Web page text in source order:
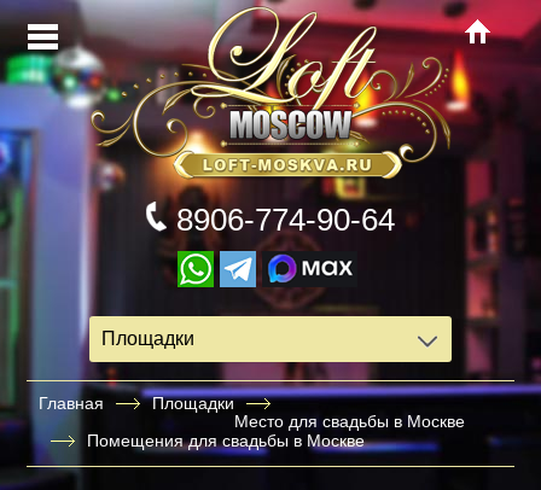
8906-774-90-64
Площадки
Главная
Площадки
Место для свадьбы в Москве
Помещения для свадьбы в Москве